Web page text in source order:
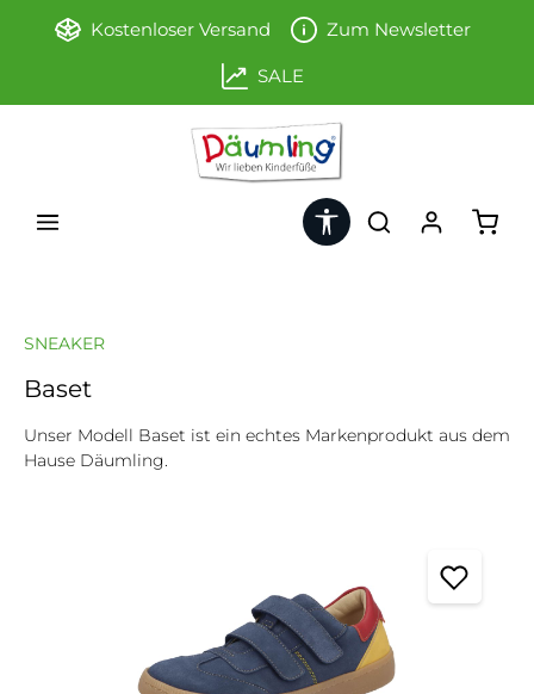
Zum Hauptinhalt springen
Kostenloser Versand Zum Newsletter
SALE
Werkzeugleiste anzeigen
SNEAKER
Baset
Unser Modell Baset ist ein echtes Markenprodukt aus dem
Hause Däumling.